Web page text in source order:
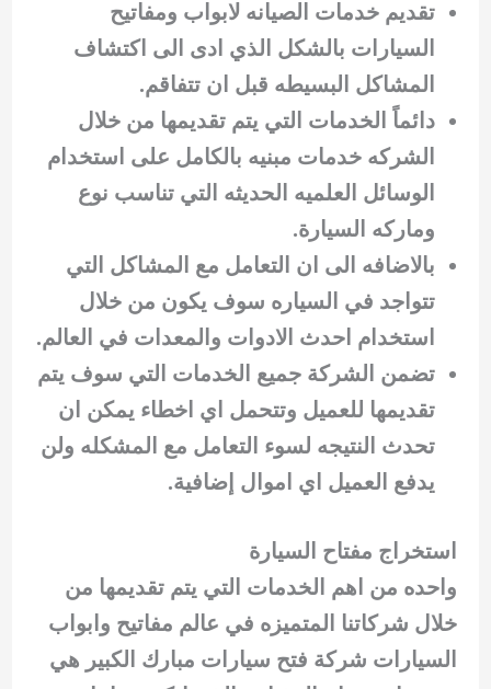
تقديم خدمات الصيانه لابواب ومفاتيح
السيارات بالشكل الذي ادى الى اكتشاف
المشاكل البسيطه قبل ان تتفاقم.
دائماً الخدمات التي يتم تقديمها من خلال
الشركه خدمات مبنيه بالكامل على استخدام
الوسائل العلميه الحديثه التي تناسب نوع
وماركه السيارة.
بالاضافه الى ان التعامل مع المشاكل التي
تتواجد في السياره سوف يكون من خلال
استخدام احدث الادوات والمعدات في العالم.
تضمن الشركة جميع الخدمات التي سوف يتم
تقديمها للعميل وتتحمل اي اخطاء يمكن ان
تحدث النتيجه لسوء التعامل مع المشكله ولن
يدفع العميل اي اموال إضافية.
استخراج مفتاح السيارة
واحده من اهم الخدمات التي يتم تقديمها من
خلال شركاتنا المتميزه في عالم مفاتيح وابواب
السيارات شركة فتح سيارات مبارك الكبير هي